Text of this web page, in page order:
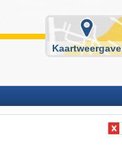
Kaartweergave